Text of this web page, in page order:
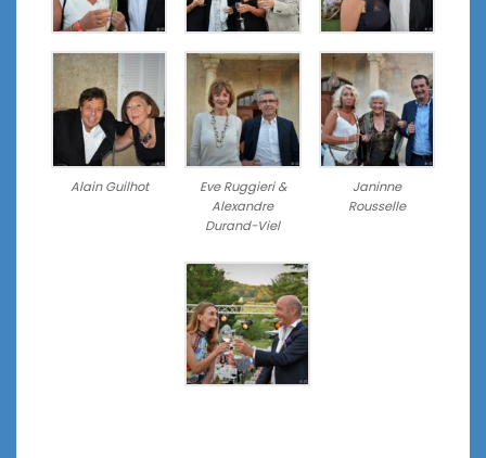
Alain Guilhot
Eve Ruggieri &
Alexandre
Durand-Viel
Janinne
Rousselle